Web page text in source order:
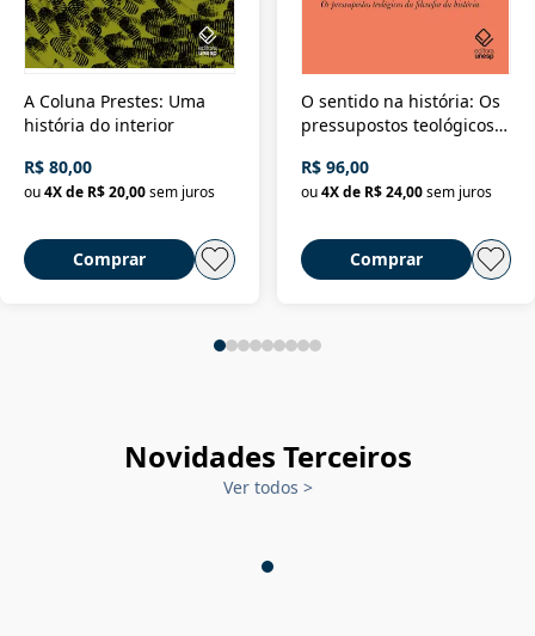
A Coluna Prestes: Uma
história do interior
R$ 80,00
ou4X de R$ 20,00sem juros
Comprar
O sentido na história: Os
pressupostos teológicos
R$ 96,00
ou 4X de R$ 24,00 sem juros
Comprar
Novidades Terceiros
Ver todos >